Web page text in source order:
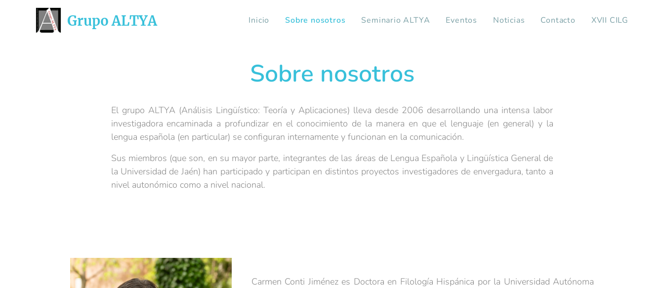
Grupo ALTYA Inicio Sobre nosotros Seminario ALTYA Eventos Noticias Contacto XVII CILG
Sobre nosotros
El grupo ALTYA (Análisis Lingüístico: Teoría y Aplicaciones) lleva desde 2006 desarrollando una intensa labor
investigadora encaminada a profundizar en el conocimiento de la manera en que el lenguaje (en general) y la
lengua española (en particular) se configuran internamente y funcionan en la comunicación.
Sus miembros (que son, en su mayor parte, integrantes de las áreas de Lengua Española y Lingüística General de
la Universidad de Jaén) han participado y participan en distintos proyectos investigadores de envergadura, tanto a
nivel autonómico como a nivel nacional.
Carmen Conti Jiménez es Doctora en Filología Hispánica por la Universidad Autónoma